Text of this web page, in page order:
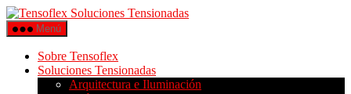
Menú
Sobre Tensoflex
Soluciones Tensionadas
Arquitectura e Iluminación